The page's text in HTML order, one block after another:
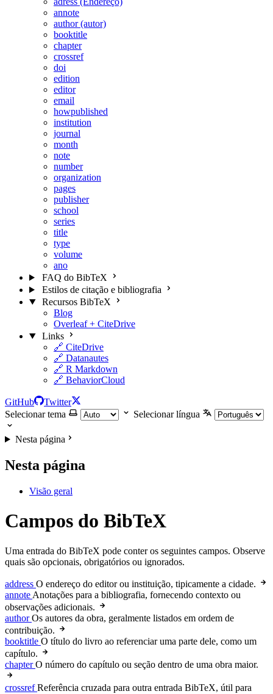
annote
author (autor)
booktitle
chapter
crossref
doi
edition
editor
email
howpublished
institution
journal
month
note
number
organization
pages
publisher
school
series
title
type
volume
ano
FAQ do BibTeX
Estilos de citação e bibliografia
Recursos BibTeX
Blog
Overleaf + CiteDrive
Links
🔗 CiteDrive
🔗 Datanautes
🔗 R Markdown
🔗 BehaviorCloud
GitHub
Twitter
Selecionar tema
Selecionar língua
Nesta página
Nesta página
Visão geral
Campos do BibTeX
Uma entrada do BibTeX pode conter os seguintes campos. Observe
quais são opcionais, obrigatórios ou ignorados.
address O endereço do editor ou instituição, tipicamente a cidade.
annote Anotações para a bibliografia, fornecendo contexto ou
observações adicionais.
author Os autores da obra, geralmente listados em ordem de
contribuição.
booktitle O título do livro ao referenciar uma parte dele, como um
capítulo.
chapter O número do capítulo ou seção dentro de uma obra maior.
crossref Referência cruzada para outra entrada BibTeX, útil para